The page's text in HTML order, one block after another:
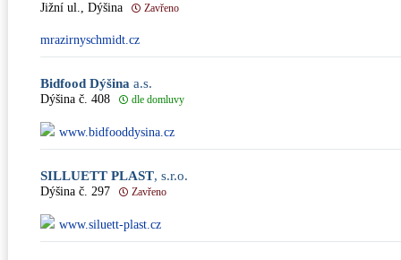
Jižní ul., Dýšina Zavřeno
mrazirnyschmidt.cz
Bidfood Dýšina a.s.
Dýšina č. 408 dle domluvy
www.bidfooddysina.cz
SILLUETT PLAST, s.r.o.
Dýšina č. 297 Zavřeno
www.siluett-plast.cz